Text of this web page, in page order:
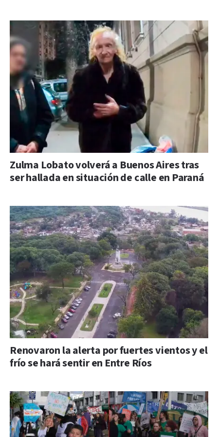
Zulma Lobato volverá a Buenos Aires tras
ser hallada en situación de calle en Paraná
Renovaron la alerta por fuertes vientos y el
frío se hará sentir en Entre Ríos